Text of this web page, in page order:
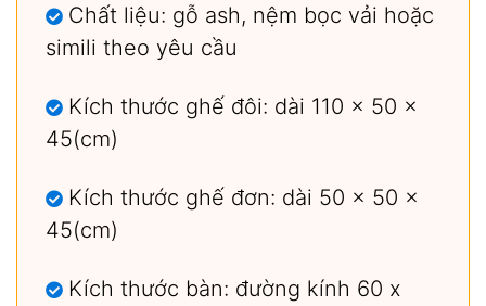
Chất liệu: gỗ ash, nệm bọc vải hoặc
simili theo yêu cầu
Kích thước ghế đôi: dài 110 x 50 x
45(cm)
Kích thước ghế đơn: dài 50 x 50 x
45(cm)
Kích thước bàn: đường kính 60 x